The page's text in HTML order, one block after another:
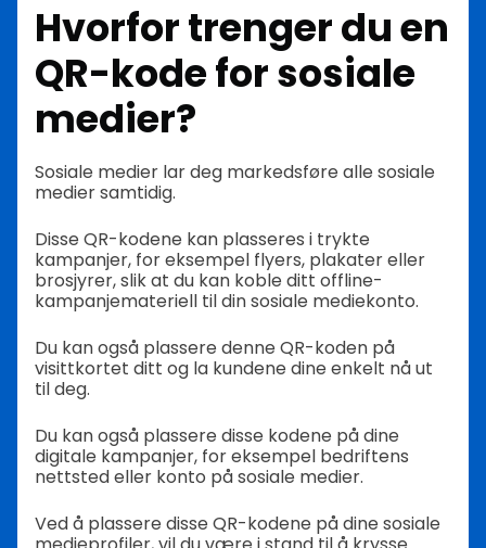
Hvorfor trenger du en
QR-kode for sosiale
medier?
Sosiale medier lar deg markedsføre alle sosiale
medier samtidig.
Disse QR-kodene kan plasseres i trykte
kampanjer, for eksempel flyers, plakater eller
brosjyrer, slik at du kan koble ditt offline-
kampanjemateriell til din sosiale mediekonto.
Du kan også plassere denne QR-koden på
visittkortet ditt og la kundene dine enkelt nå ut
til deg.
Du kan også plassere disse kodene på dine
digitale kampanjer, for eksempel bedriftens
nettsted eller konto på sosiale medier.
Ved å plassere disse QR-kodene på dine sosiale